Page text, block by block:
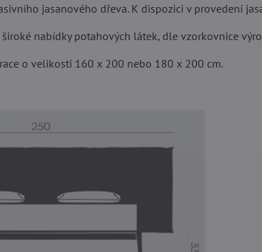
jasanového dřeva. K dispozici v provedení
nabídky potahových látek, dle vzorkovnice
o velikosti 160 x 200 nebo 180 x 200 cm.